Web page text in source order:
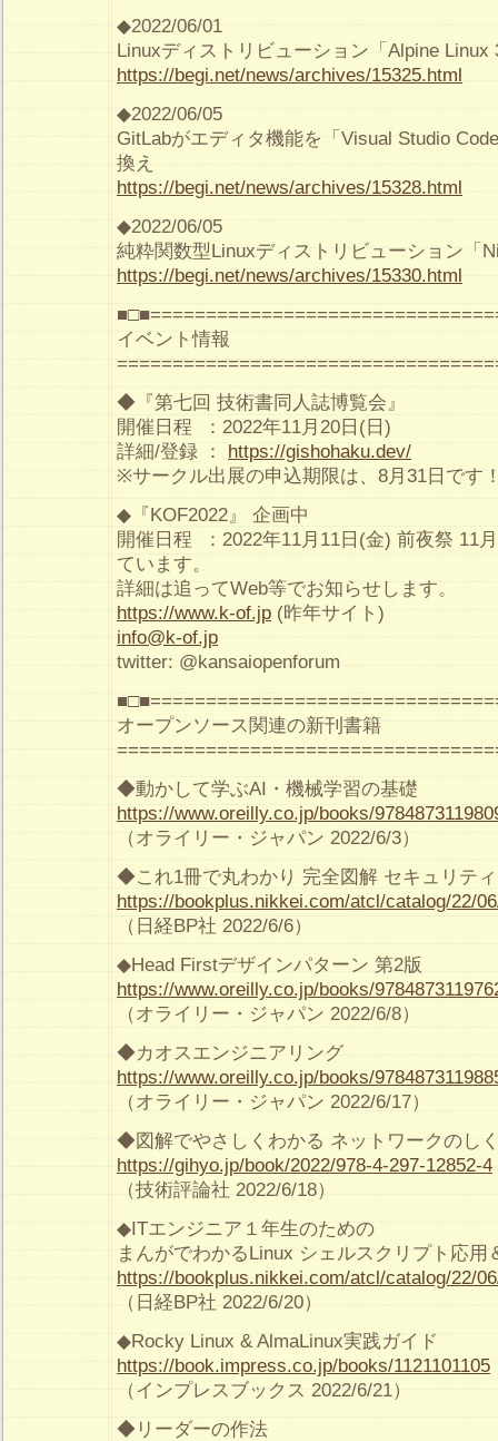
◆2022/06/01
Linuxディストリビューション「Alpine Linux
https://begi.net/news/archives/15325.html
◆2022/06/05
GitLabがエディタ機能を「Visual Studio
換え
https://begi.net/news/archives/15328.html
◆2022/06/05
純粋関数型Linuxディストリビューション「
https://begi.net/news/archives/15330.html
イベント情報
◆『第七回 技術書同人誌博覧会』
開催日程 ：2022年11月20日(日)
詳細/登録 ： https://gishohaku.dev/
※サークル出展の申込期限は、8月31日です
◆『KOF2022』 企画中
開催日程 ：2022年11月11日(金) 前夜祭 11
ています。
詳細は追ってWeb等でお知らせします。
https://www.k-of.jp (昨年サイト)
info@k-of.jp
twitter: @kansaiopenforum
オープンソース関連の新刊書籍
◆動かして学ぶAI・機械学習の基礎
https://www.oreilly.co.jp/books/
（オライリー・ジャパン 2022/6/3）
◆これ1冊で丸わかり 完全図解 セキュリテ
https://bookplus.nikkei.com/atcl/catalog/22/
（日経BP社 2022/6/6）
◆Head Firstデザインパターン 第2版
https://www.oreilly.co.jp/books/
（オライリー・ジャパン 2022/6/8）
◆カオスエンジニアリング
https://www.oreilly.co.jp/books/
（オライリー・ジャパン 2022/6/17）
◆図解でやさしくわかる ネットワークのし
https://gihyo.jp/book/2022/978-4-297-12852-4
（技術評論社 2022/6/18）
◆ITエンジニア１年生のための
まんがでわかるLinux シェルスクリプト応用
https://bookplus.nikkei.com/atcl/catalog/22/
（日経BP社 2022/6/20）
◆Rocky Linux & AlmaLinux実践ガイド
https://book.impress.co.jp/books/1121101105
（インプレスブックス 2022/6/21）
◆リーダーの作法